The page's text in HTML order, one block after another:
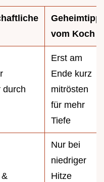
Geheimtipp
vom Koch
durch
Erst am
Ende kurz
mitrösten
für mehr
Tiefe
Nur bei
niedriger
Hitze